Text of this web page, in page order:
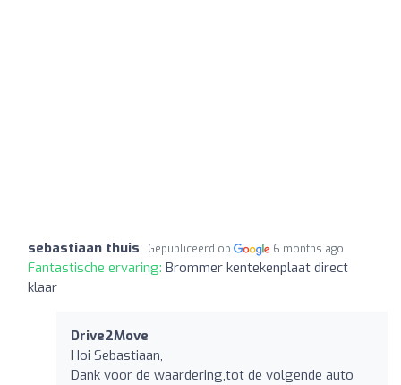
sebastiaan thuis Gepubliceerd op 6 months ago
Fantastische ervaring: Brommer kentekenplaat direct
klaar
Drive2Move
Hoi Sebastiaan,
Dank voor de waardering,tot de volgende auto